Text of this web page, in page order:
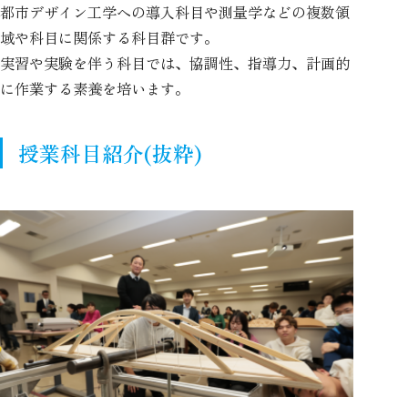
都市デザイン工学への導入科目や測量学などの複数領
域や科目に関係する科目群です。
実習や実験を伴う科目では、協調性、指導力、計画的
に作業する素養を培います。
授業科目紹介(抜粋)